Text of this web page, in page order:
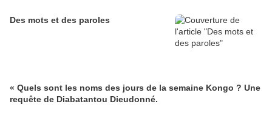
Des mots et des paroles
« Quels sont les noms des jours de la semaine Kongo ? Une
requête de Diabatantou Dieudonné.